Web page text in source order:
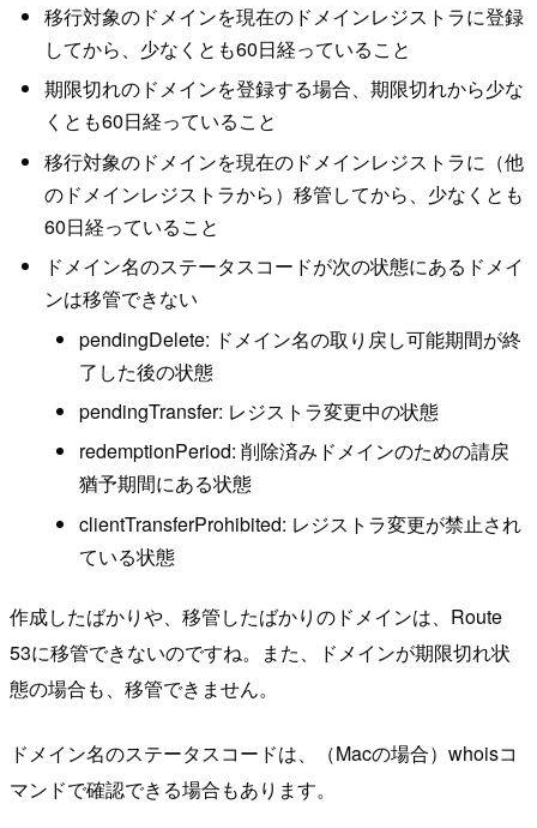
移行対象のドメインを現在のドメインレジストラに登録
してから、少なくとも60日経っていること
期限切れのドメインを登録する場合、期限切れから少な
くとも60日経っていること
移行対象のドメインを現在のドメインレジストラに（他
のドメインレジストラから）移管してから、少なくとも
60日経っていること
ドメイン名のステータスコードが次の状態にあるドメイ
ンは移管できない
pendingDelete: ドメイン名の取り戻し可能期間が終
了した後の状態
pendingTransfer: レジストラ変更中の状態
redemptionPeriod: 削除済みドメインのための請戻
猶予期間にある状態
clientTransferProhibited: レジストラ変更が禁止され
ている状態
作成したばかりや、移管したばかりのドメインは、Route
53に移管できないのですね。また、ドメインが期限切れ状
態の場合も、移管できません。
ドメイン名のステータスコードは、（Macの場合）whoisコ
マンドで確認できる場合もあります。